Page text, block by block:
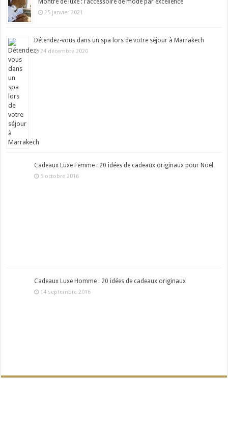
Montre de luxe : l’accessoire de mode par excellence
25 janvier 2021
Détendez-vous dans un spa lors de votre séjour à Marrakech
24 décembre 2020
Cadeaux Luxe Femme : 20 idées de cadeaux originaux pour Noël
5 octobre 2016
Cadeaux Luxe Homme : 20 idées de cadeaux originaux
14 septembre 2016